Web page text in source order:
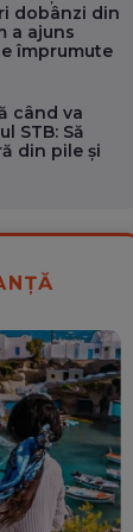
dobânzi din
a ajuns
împrumute
când va
STB: Să
din pile și